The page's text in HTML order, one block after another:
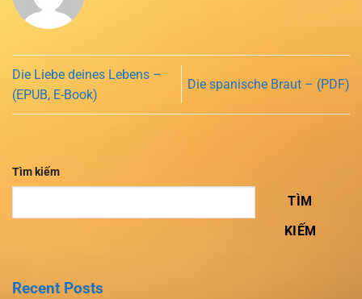
Die Liebe deines Lebens –
(EPUB, E-Book)
Die spanische Braut – (PDF)
Tìm kiếm
TÌM
KIẾM
Recent Posts